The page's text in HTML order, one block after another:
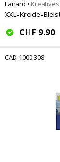
Lanard •
XXL-Kreide-
CHF 9.90
CAD-1000.308